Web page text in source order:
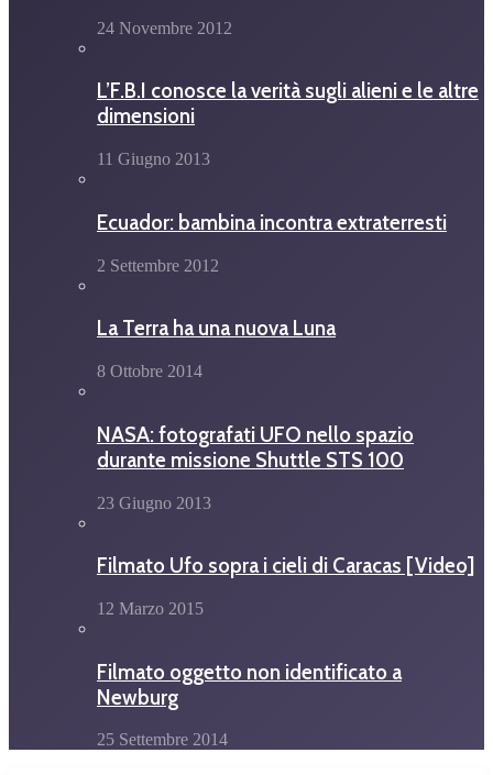
24 Novembre 2012
L’F.B.I conosce la verità sugli alieni e le altre
dimensioni
11 Giugno 2013
Ecuador: bambina incontra extraterresti
2 Settembre 2012
La Terra ha una nuova Luna
8 Ottobre 2014
NASA: fotografati UFO nello spazio
durante missione Shuttle STS 100
23 Giugno 2013
Filmato Ufo sopra i cieli di Caracas [Video]
12 Marzo 2015
Filmato oggetto non identificato a
Newburg
25 Settembre 2014